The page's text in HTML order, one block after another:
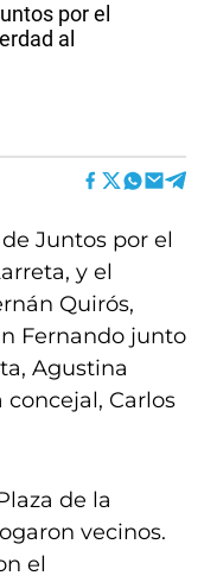
por el
al
Juntos por el
y el
Quirós,
Fernando junto
Agustina
Carlos
de la
vecinos.
el